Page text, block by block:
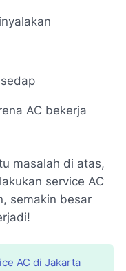
AC bekerja
masalah di atas,
service AC
semakin besar
AC di Jakarta